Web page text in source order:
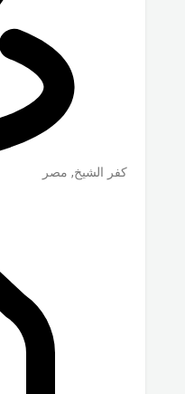
كفر الشيخ, مصر